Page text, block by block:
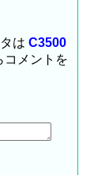
タはC3500
コメントを